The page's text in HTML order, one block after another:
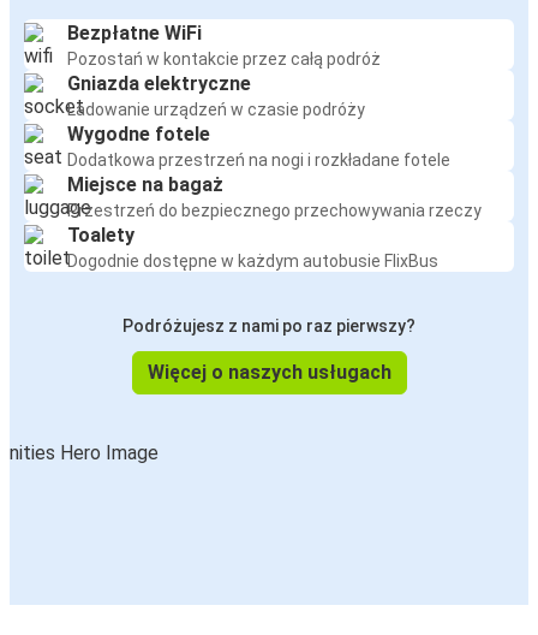
Bezpłatne WiFi
Pozostań w kontakcie przez całą podróż
Gniazda elektryczne
Ładowanie urządzeń w czasie podróży
Wygodne fotele
Dodatkowa przestrzeń na nogi i rozkładane fotele
Miejsce na bagaż
Przestrzeń do bezpiecznego przechowywania rzeczy
Toalety
Dogodnie dostępne w każdym autobusie FlixBus
Podróżujesz z nami po raz pierwszy?
Więcej o naszych usługach